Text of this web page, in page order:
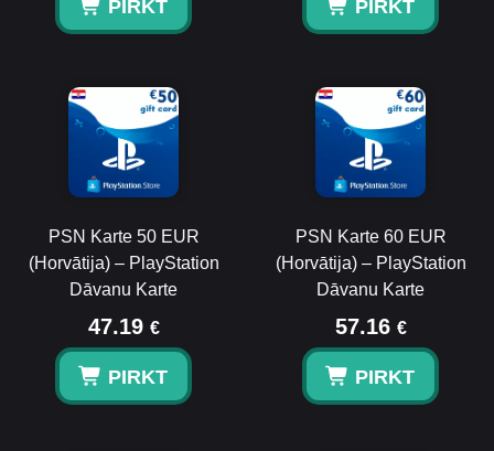
PIRKT PIRKT
PSN Karte 50 EUR
(Horvātija) – PlayStation
Dāvanu Karte
47.19 €
PIRKT
PSN Karte 60 EUR
(Horvātija) – PlayStation
Dāvanu Karte
57.16 €
PIRKT